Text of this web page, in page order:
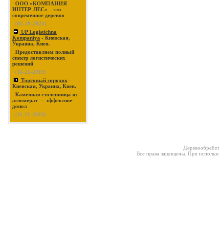
ООО «КОМПАНИЯ
ИНТЕР-ЛЕС» – это
современное деревоо
(03-19-2021)
UP Logistichna
Kompaniya - Киевская,
Украина, Киев.
Предоставляем полный
спектр логистических
решений
(11-21-2019)
Торговый городок -
Киевская, Украина, Киев.
Каменная столешница из
агломерат — эффектное
допол
(11-21-2019)
Все права защищены. При